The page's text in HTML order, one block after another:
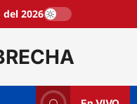
2026